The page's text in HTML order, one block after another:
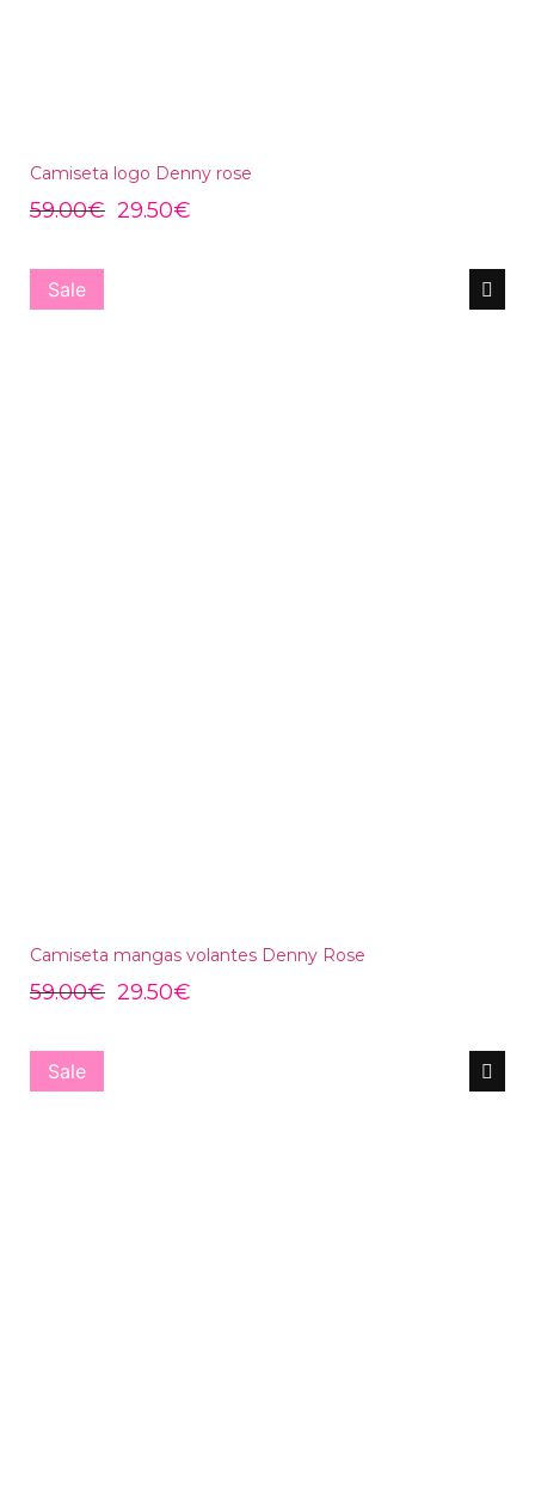
Camiseta logo Denny rose
59.00€ 29.50€
Sale
Camiseta mangas volantes Denny Rose
59.00€ 29.50€
Sale